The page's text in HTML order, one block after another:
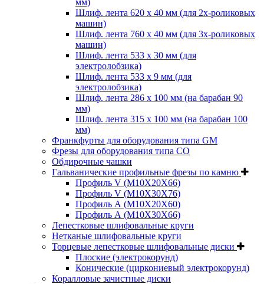
Шлиф. лента 620 х 40 мм (для 2х-роликовых
машин)
Шлиф. лента 760 х 40 мм (для 3х-роликовых
машин)
Шлиф. лента 533 х 30 мм (для
электролобзика)
Шлиф. лента 533 х 9 мм (для
электролобзика)
Шлиф. лента 286 х 100 мм (на барабан 90
мм)
Шлиф. лента 315 х 100 мм (на барабан 100
мм)
Франкфурты для оборудования типа GM
Фрезы для оборудования типа СО
Обдирочные чашки
Гальванические профильные фрезы по камню
Профиль V (M10X20X66)
Профиль V (M10X30X76)
Профиль А (М10Х20Х60)
Профиль А (М10Х30Х66)
Лепестковые шлифовальные круги
Нетканые шлифовальные круги
Торцевые лепестковые шлифовальные диски
Плоские (электрокорунд)
Конические (циркониевый электрокорунд)
Коралловые зачистные диски